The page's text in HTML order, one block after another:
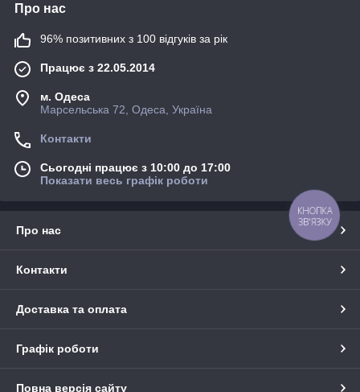
Про нас
96% позитивних з 100 відгуків за рік
Працює з 22.05.2014
м. Одеса
Марсельська 72, Одеса, Україна
Контакти
Сьогодні працює з 10:00 до 17:00
Показати весь графік роботи
Про нас
Контакти
Доставка та оплата
Графік роботи
Повна версія сайту
КНОПКА
ЗВ'ЯЗКУ